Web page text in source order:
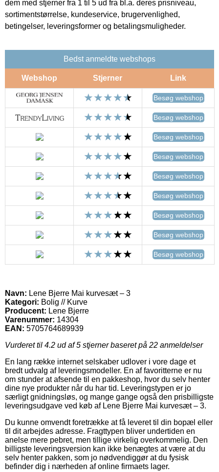
dem med stjerner fra 1 til 5 ud fra bl.a. deres prisniveau,
sortimentstørrelse, kundeservice, brugervenlighed,
betingelser, leveringsformer og betalingsmuligheder.
Bedst anmeldte webshops
Webshop Stjerner Link
Besøg webshop
Besøg webshop
Besøg webshop
Besøg webshop
Besøg webshop
Besøg webshop
Besøg webshop
Besøg webshop
Besøg webshop
Navn: Lene Bjerre Mai kurvesæt – 3
Kategori: Bolig // Kurve
Producent: Lene Bjerre
Varenummer: 14304
EAN: 5705764689939
Vurderet til 4.2 ud af 5 stjerner baseret på 22 anmeldelser
En lang række internet selskaber udlover i vore dage et
bredt udvalg af leveringsmodeller. En af favoritterne er nu
om stunder at afsende til en pakkeshop, hvor du selv henter
dine nye produkter når du har tid. Leveringstypen er jo
særligt gnidningsløs, og mange gange også den prisbilligste
leveringsudgave ved køb af Lene Bjerre Mai kurvesæt – 3.
Du kunne omvendt foretrække at få leveret til din bopæl eller
til dit arbejdes adresse. Fragttypen bliver undertiden en
anelse mere pebret, men tillige virkelig overkommelig. Den
billigste leveringsversion kan ikke benægtes at være at du
selv henter pakken, som jo nødvendiggør at du fysisk
befinder dig i nærheden af online firmaets lager.